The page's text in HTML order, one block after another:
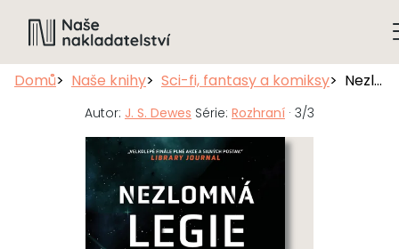
Domů Naše knihy Sci-fi, fantasy a komiksy Nezlomná legie
Autor: J. S. Dewes Série: Rozhraní · 3/3